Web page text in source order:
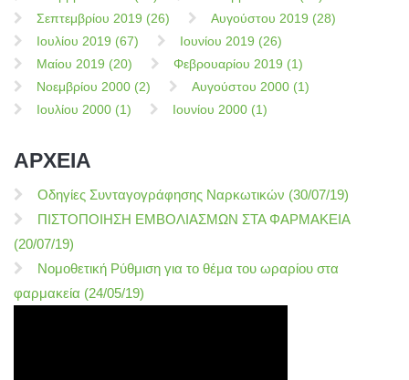
Σεπτεμβρίου 2019 (26)
Αυγούστου 2019 (28)
Ιουλίου 2019 (67)
Ιουνίου 2019 (26)
Μαίου 2019 (20)
Φεβρουαρίου 2019 (1)
Νοεμβρίου 2000 (2)
Αυγούστου 2000 (1)
Ιουλίου 2000 (1)
Ιουνίου 2000 (1)
ΑΡΧΕΙΑ
Οδηγίες Συνταγογράφησης Ναρκωτικών (30/07/19)
ΠΙΣΤΟΠΟΙΗΣΗ ΕΜΒΟΛΙΑΣΜΩΝ ΣΤΑ ΦΑΡΜΑΚΕΙΑ
(20/07/19)
Νομοθετική Ρύθμιση για το θέμα του ωραρίου στα
φαρμακεία (24/05/19)